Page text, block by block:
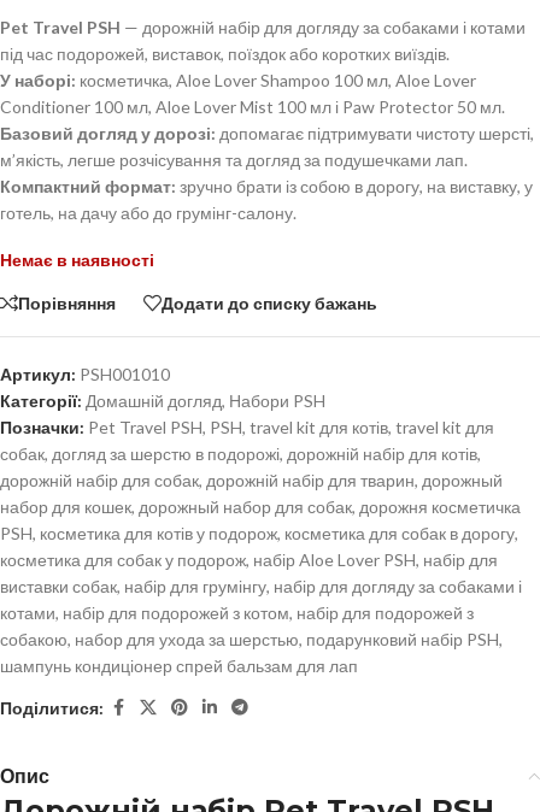
Pet Travel PSH — дорожній набір для догляду за собаками і котами
під час подорожей, виставок, поїздок або коротких виїздів.
У наборі: косметичка, Aloe Lover Shampoo 100 мл, Aloe Lover
Conditioner 100 мл, Aloe Lover Mist 100 мл і Paw Protector 50 мл.
Базовий догляд у дорозі: допомагає підтримувати чистоту шерсті,
м’якість, легше розчісування та догляд за подушечками лап.
Компактний формат: зручно брати із собою в дорогу, на виставку, у
готель, на дачу або до грумінг-салону.
Немає в наявності
Порівняння Додати до списку бажань
Артикул: PSH001010
Категорії: Домашній догляд, Набори PSH
Позначки: Pet Travel PSH, PSH, travel kit для котів, travel kit для
собак, догляд за шерстю в подорожі, дорожній набір для котів,
дорожній набір для собак, дорожній набір для тварин, дорожный
набор для кошек, дорожный набор для собак, дорожня косметичка
PSH, косметика для котів у подорож, косметика для собак в дорогу,
косметика для собак у подорож, набір Aloe Lover PSH, набір для
виставки собак, набір для грумінгу, набір для догляду за собаками і
котами, набір для подорожей з котом, набір для подорожей з
собакою, набор для ухода за шерстью, подарунковий набір PSH,
шампунь кондиціонер спрей бальзам для лап
Поділитися:
Опис